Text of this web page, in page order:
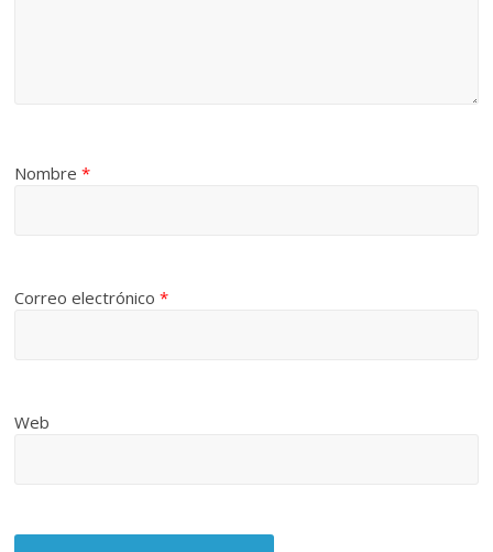
Nombre*
Correo electrónico*
Web